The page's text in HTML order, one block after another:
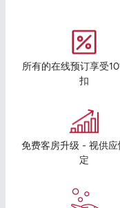
所有的在线预订享受
扣
免费客房升级 - 视供
定